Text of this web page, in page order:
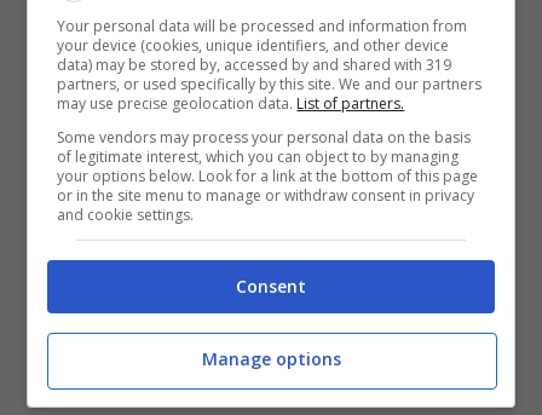
momento di ripartire”
A centrocampo Behrami dovrebbe
riposare, il suo posto al fianco di Inler sarà
preso da Dzemaili. In attacco, dietro
l’intoccabile Gonzalo Higuain, il trio di
mezzepunte probabilmente sarà composto
daPandev, Callejon e Mertens, con
Insigne che partirà dalla panchina. Gli otto
giorni di fuoco stanno per iniziare, e
Your personal data will be processed and information from
your device (cookies, unique identifiers, and other device
data) may be stored by, accessed by and shared with 319
partners, or used specifically by this site. We and our partners
may use precise geolocation data. List of partners.
Some vendors may process your personal data on the basis
of legitimate interest, which you can object to by managing
your options below. Look for a link at the bottom of this page
or in the site menu to manage or withdraw consent in privacy
and cookie settings.
Consent
Manage options